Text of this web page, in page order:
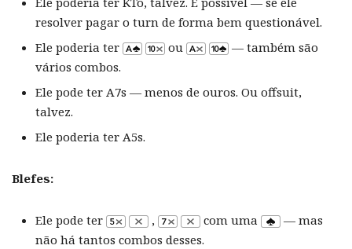
resolver pagar o turn de forma bem questionável.
Ele poderia ter
ou
— também são
vários combos.
Ele pode ter A7s — menos de ouros. Ou offsuit,
talvez.
Ele poderia ter A5s.
Blefes:
Ele pode ter , com uma
— mas
não há tantos combos desses.